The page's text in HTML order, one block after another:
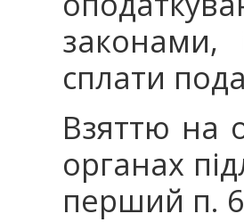
законами,
сплати
Взяттю на
органах
перший п.